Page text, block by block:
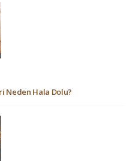
Neden Hala Dolu?